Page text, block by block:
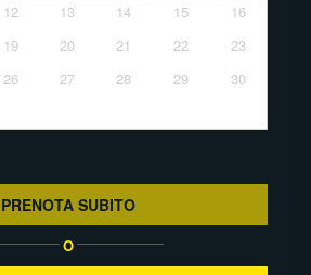
12 13 14 15
16
19 20 21 22
23
26 27 28 29
30
PRENOTA SUBITO
O